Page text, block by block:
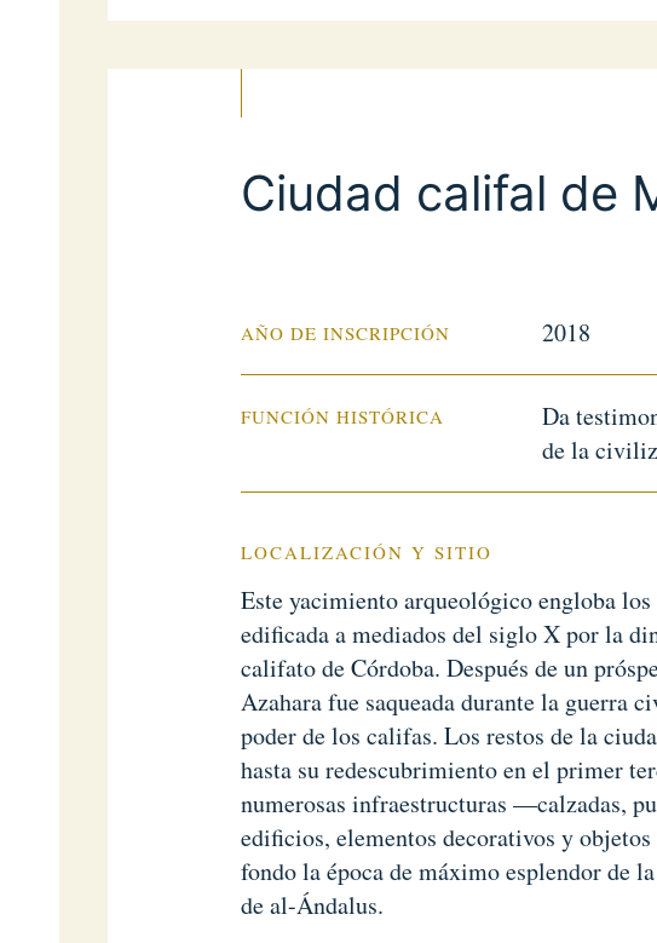
Ciudad califal de
AÑO DE INSCRIPCIÓN 2018
FUNCIÓN HISTÓRICA
Da
de la
LOCALIZACIÓN Y SITIO
Este yacimiento arqueológico engloba
edificada a mediados del siglo X por la
califato de Córdoba. Después de un
Azahara fue saqueada durante la guerra
poder de los califas. Los restos de la
hasta su redescubrimiento en el primer
numerosas infraestructuras —calzadas,
edificios, elementos decorativos y
fondo la época de máximo esplendor de
de al-Ándalus.